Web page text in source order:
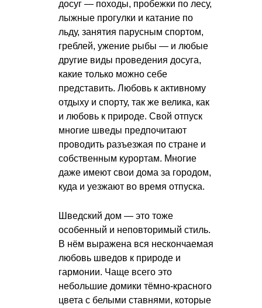
досуг — походы, пробежки по лесу,
лыжные прогулки и катание по
льду, занятия парусным спортом,
греблей, ужение рыбы — и любые
другие виды проведения досуга,
какие только можно себе
представить. Любовь к активному
отдыху и спорту, так же велика, как
и любовь к природе. Свой отпуск
многие шведы предпочитают
проводить разъезжая по стране и
собственным курортам. Многие
даже имеют свои дома за городом,
куда и уезжают во время отпуска.
Шведский дом — это тоже
особенный и неповторимый стиль.
В нём выражена вся нескончаемая
любовь шведов к природе и
гармонии. Чаще всего это
небольшие домики тёмно-красного
цвета с белыми ставнями, которые